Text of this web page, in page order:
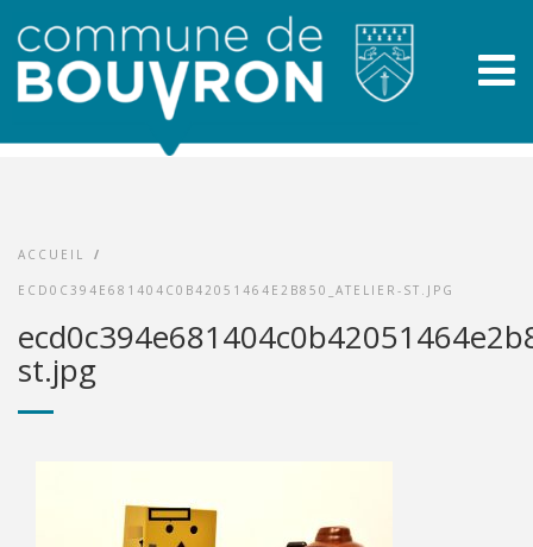
ACCUEIL /
ECD0C394E681404C0B42051464E2B850_ATELIER-ST.JPG
st.jpg